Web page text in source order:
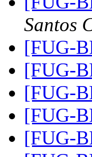
Santos
[FUG-
[FUG-
[FUG-
[FUG-
[FUG-